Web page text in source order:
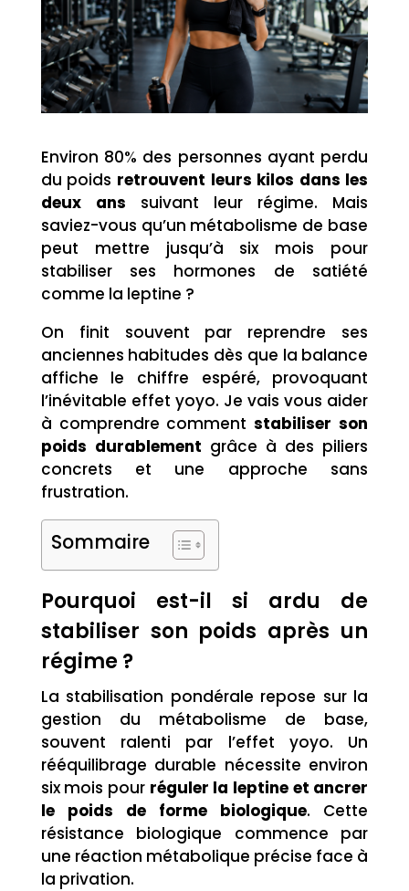
Environ 80% des personnes ayant perdu
du poids retrouvent leurs kilos dans les
deux ans suivant leur régime. Mais
saviez-vous qu’un métabolisme de base
peut mettre jusqu’à six mois pour
stabiliser ses hormones de satiété
comme la leptine ?
On finit souvent par reprendre ses
anciennes habitudes dès que la balance
affiche le chiffre espéré, provoquant
l’inévitable effet yoyo. Je vais vous aider
à comprendre commentstabiliser son
poids durablement grâce à des piliers
concrets et une approche sans
frustration.
Sommaire
Pourquoi est-il si ardu de
stabiliser son poids après un
régime ?
La stabilisation pondérale repose sur la
gestion du métabolisme de base,
souvent ralenti par l’effet yoyo. Un
rééquilibrage durable nécessite environ
six mois pour réguler la leptine et ancrer
le poids de forme biologique. Cette
résistance biologique commence par
une réaction métabolique précise face à
la privation.